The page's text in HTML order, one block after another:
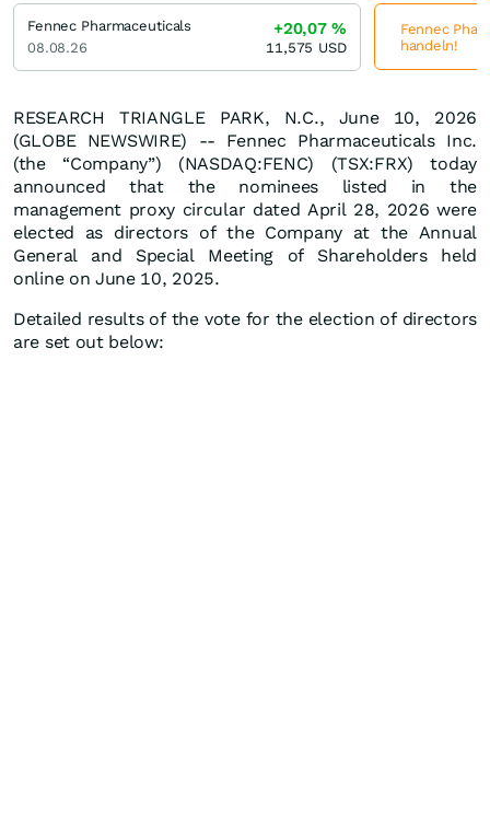
RESEARCH TRIANGLE PARK, N.C., June 10, 2026
(GLOBE NEWSWIRE) -- Fennec Pharmaceuticals Inc.
(the “Company”) (NASDAQ:FENC) (TSX:FRX) today
announced that the nominees listed in the
management proxy circular dated April 28, 2026 were
elected as directors of the Company at the Annual
General and Special Meeting of Shareholders held
online on June 10, 2025.
Detailed results of the vote for the election of directors
are set out below:
Fennec Pharmaceuticals
08.08.26
+20,07%
11,575 USD
Fennec
handeln!